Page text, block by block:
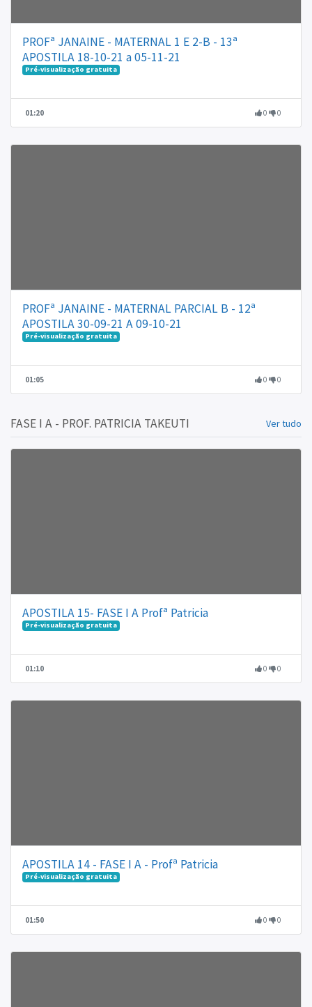
PROFª JANAINE - MATERNAL 1 E 2-B - 13ª
APOSTILA 18-10-21 a 05-11-21
Pré-visualização gratuita
01:20 0 0
PROFª JANAINE - MATERNAL PARCIAL B - 12ª
APOSTILA 30-09-21 A 09-10-21
Pré-visualização gratuita
01:05 0 0
FASE I A - PROF. PATRICIA TAKEUTI Ver tudo
APOSTILA 15- FASE I A Profª Patricia
Pré-visualização gratuita
01:10 0 0
APOSTILA 14 - FASE I A - Profª Patricia
Pré-visualização gratuita
01:50 0 0